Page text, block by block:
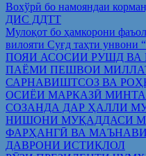
Вохўрӣ бо намояндаи
ДИС ДДТТ
Мулоқот бо ҳамкорони
вилояти Суғд таҳти
ПОЯИ АСОСИИ РУШД ВА
ПАЁМИ ПЕШВОИ
САРНАВИШТСОЗ ВА
ОСИЁИ МАРКАЗӢ
СОЗАНДА ДАР ҲАЛЛИ
НИШОНИ МУҚАДДАСИ
ФАРҲАНГӢ ВА
ДАВРОНИ ИСТИҚЛОЛ